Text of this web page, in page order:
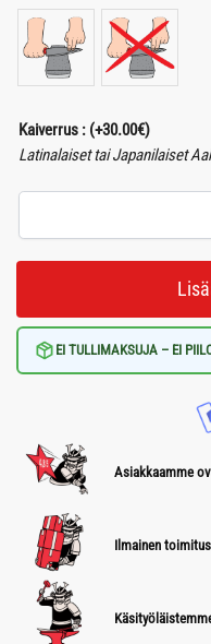
Kaiverrus : (+30.00€)
Latinalaiset tai Japanilaiset
EI TULLIMAKSUJA – EI
Asiakkaamme
Ilmainen